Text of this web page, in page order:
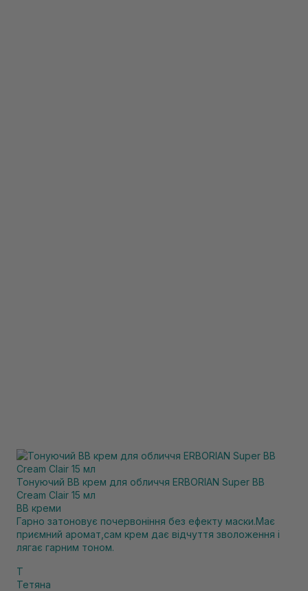
Тонуючий BB крем для обличчя ERBORIAN Super ВВ
Cream Clair 15 мл
BB креми
Гарно затоновує почервоніння без ефекту маски.Має
приємний аромат,сам крем дає відчуття зволоження і
лягає гарним тоном.
Т
Тетяна